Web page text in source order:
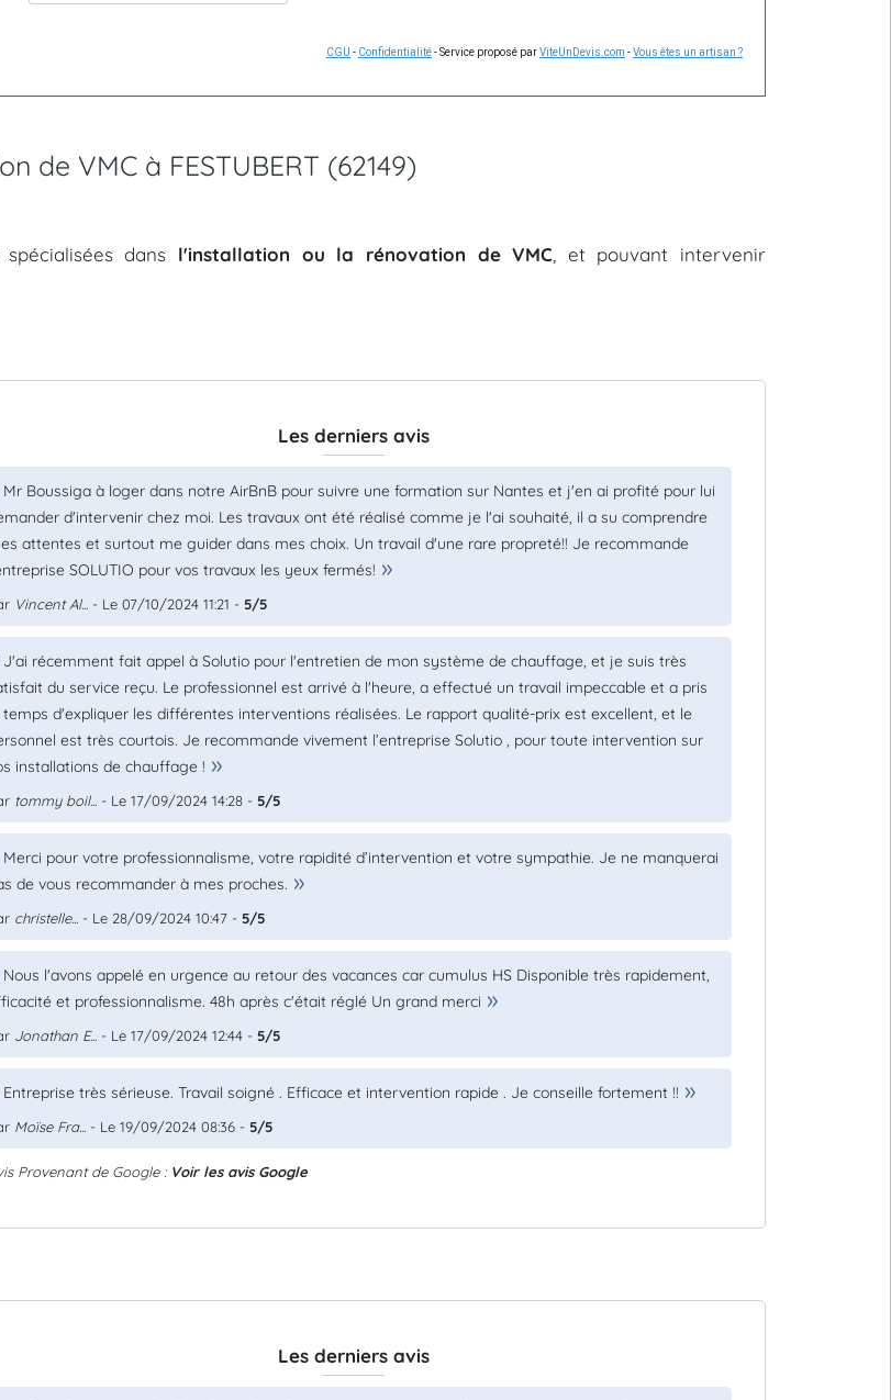
CGU - Confidentialité- Service proposé parViteUnDevis.com -Vous êtes un artisan ?
de VMC à FESTUBERT (62149)
dans l'installation ou la rénovation de VMC , et pouvant intervenir
Les derniers avis
Mr Boussiga à loger dans notre AirBnB pour suivre une formation sur Nantes et j'en ai profité pour lui
d'intervenir chez moi. Les travaux ont été réalisé comme je l'ai souhaité, il a su comprendre
attentes et surtout me guider dans mes choix. Un travail d'une rare propreté!! Je recommande
SOLUTIO pour vos travaux les yeux fermés!
Vincent Al... - Le 07/10/2024 11:21 - 5/5
J'ai récemment fait appel à Solutio pour l'entretien de mon système de chauffage, et je suis très
du service reçu. Le professionnel est arrivé à l'heure, a effectué un travail impeccable et a pris
temps d'expliquer les différentes interventions réalisées. Le rapport qualité-prix est excellent, et le
est très courtois. Je recommande vivement l’entreprise Solutio , pour toute intervention sur
installations de chauffage !
tommy boil... - Le 17/09/2024 14:28 - 5/5
Merci pour votre professionnalisme, votre rapidité d’intervention et votre sympathie. Je ne manquerai
de vous recommander à mes proches.
christelle... - Le 28/09/2024 10:47 - 5/5
Nous l'avons appelé en urgence au retour des vacances car cumulus HS Disponible très rapidement,
et professionnalisme. 48h après c'était réglé Un grand merci
Jonathan E... - Le 17/09/2024 12:44 - 5/5
Entreprise très sérieuse. Travail soigné . Efficace et intervention rapide . Je conseille fortement !!
Moïse Fra... - Le 19/09/2024 08:36 - 5/5
Provenant de Google : Voir les avis Google
Les derniers avis